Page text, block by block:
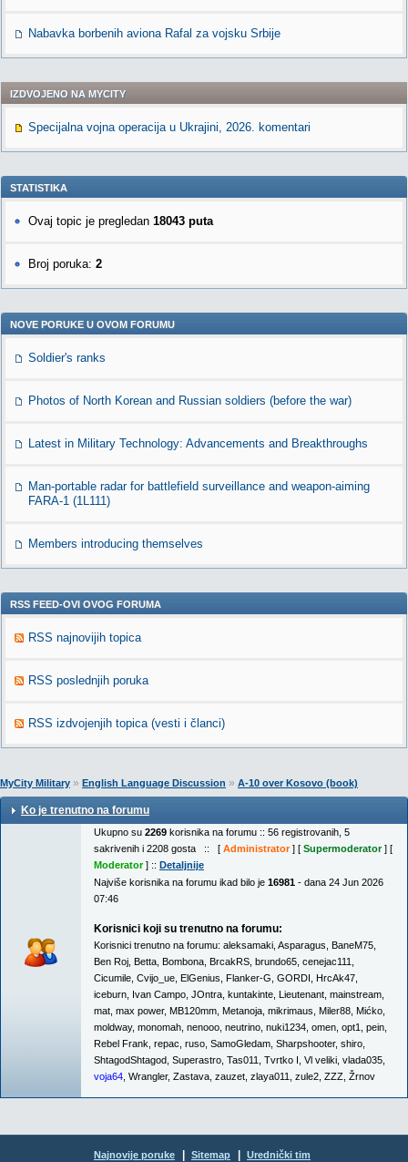
Nabavka borbenih aviona Rafal za vojsku Srbije
IZDVOJENO NA MYCITY
Specijalna vojna operacija u Ukrajini, 2026. komentari
STATISTIKA
Ovaj topic je pregledan 18043 puta
Broj poruka: 2
NOVE PORUKE U OVOM FORUMU
Soldier's ranks
Photos of North Korean and Russian soldiers (before the war)
Latest in Military Technology: Advancements and Breakthroughs
Man-portable radar for battlefield surveillance and weapon-aiming
FARA-1 (1L111)
Members introducing themselves
RSS FEED-OVI OVOG FORUMA
RSS najnovijih topica
RSS poslednjih poruka
RSS izdvojenjih topica (vesti i članci)
MyCity Military » English Language Discussion » A-10 over Kosovo (book)
Ko je trenutno na forumu
Ukupno su 2269 korisnika na forumu :: 56 registrovanih, 5
sakrivenih i 2208 gosta :: [ Administrator] [ Supermoderator] [
Moderator] :: Detaljnije
Najviše korisnika na forumu ikad bilo je 16981 - dana 24 Jun 2026
07:46
Korisnici koji su trenutno na forumu:
Korisnici trenutno na forumu: aleksamaki Asparagus BaneM75
Ben Roj Betta Bombona BrcakRS brundo65 cenejac111
Cicumile Cvijo_ue ElGenius Flanker-G GORDI HrcAk47
iceburn Ivan Campo JOntra kuntakinte Lieutenant mainstream
mat max power, MB120mm Metanoja mikrimaus Miler88 Mićko
moldway, monomah nenooo neutrino nuki1234 omen opt1 pein
Rebel Frank repac ruso SamoGledam Sharpshooter, shiro
ShtagodShtagod Superastro Tas011 Tvrtko I Vl veliki vlada035
voja64 Wrangler, Zastava zauzet zlaya011 zule2 ZZZ Žrnov
Najnovije poruke Sitemap Urednički tim